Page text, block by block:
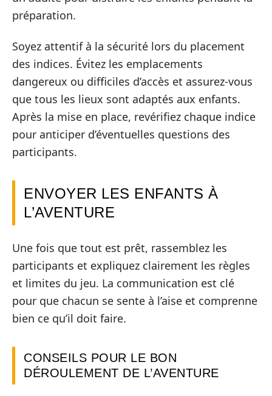
préparation.
Soyez attentif à la sécurité lors du placement
des indices. Évitez les emplacements
dangereux ou difficiles d’accès et assurez-vous
que tous les lieux sont adaptés aux enfants.
Après la mise en place, revérifiez chaque indice
pour anticiper d’éventuelles questions des
participants.
ENVOYER LES ENFANTS À
L’AVENTURE
Une fois que tout est prêt, rassemblez les
participants et expliquez clairement les règles
et limites du jeu. La communication est clé
pour que chacun se sente à l’aise et comprenne
bien ce qu’il doit faire.
CONSEILS POUR LE BON
DÉROULEMENT DE L’AVENTURE